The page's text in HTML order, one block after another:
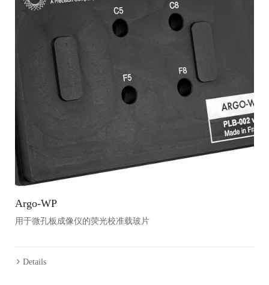
Argo-WP
用于微孔板成像仪的荧光校准载玻片
Details